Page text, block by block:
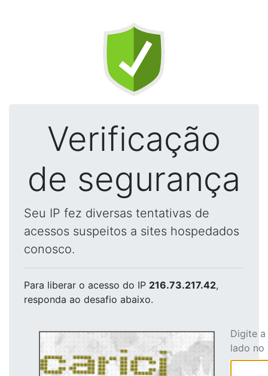
Verificação
de segurança
Seu IP fez diversas tentativas de
acessos suspeitos a sites hospedados
conosco.
Para liberar o acesso do IP 216.73.217.42,
responda ao desafio abaixo.
Digite
lado no